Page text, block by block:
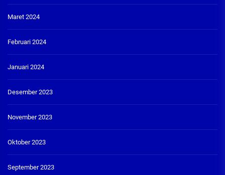
Maret 2024
Februari 2024
Januari 2024
Desember 2023
November 2023
Oktober 2023
September 2023